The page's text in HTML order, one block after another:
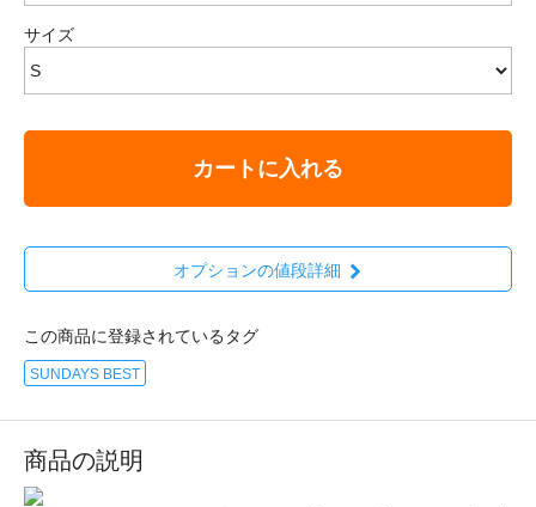
サイズ
カートに入れる
オプションの値段詳細
この商品に登録されているタグ
SUNDAYS BEST
商品の説明